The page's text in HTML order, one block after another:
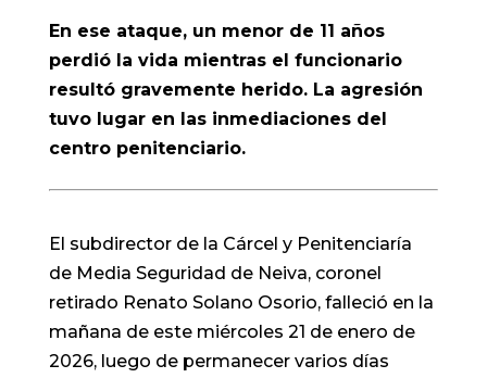
En ese ataque, un menor de 11 años
perdió la vida mientras el funcionario
resultó gravemente herido. La agresión
tuvo lugar en las inmediaciones del
centro penitenciario.
El subdirector de la Cárcel y Penitenciaría
de Media Seguridad de Neiva, coronel
retirado Renato Solano Osorio, falleció en la
mañana de este miércoles 21 de enero de
2026, luego de permanecer varios días